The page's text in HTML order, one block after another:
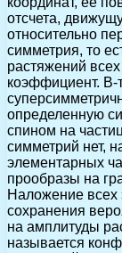
отсчета,
относительно
симметрия, то
растяжений
коэффициент. В-
определенную
спином на
симметрий нет,
элементарных
прообразы на
Наложение всех
сохранения
на амплитуды
называется